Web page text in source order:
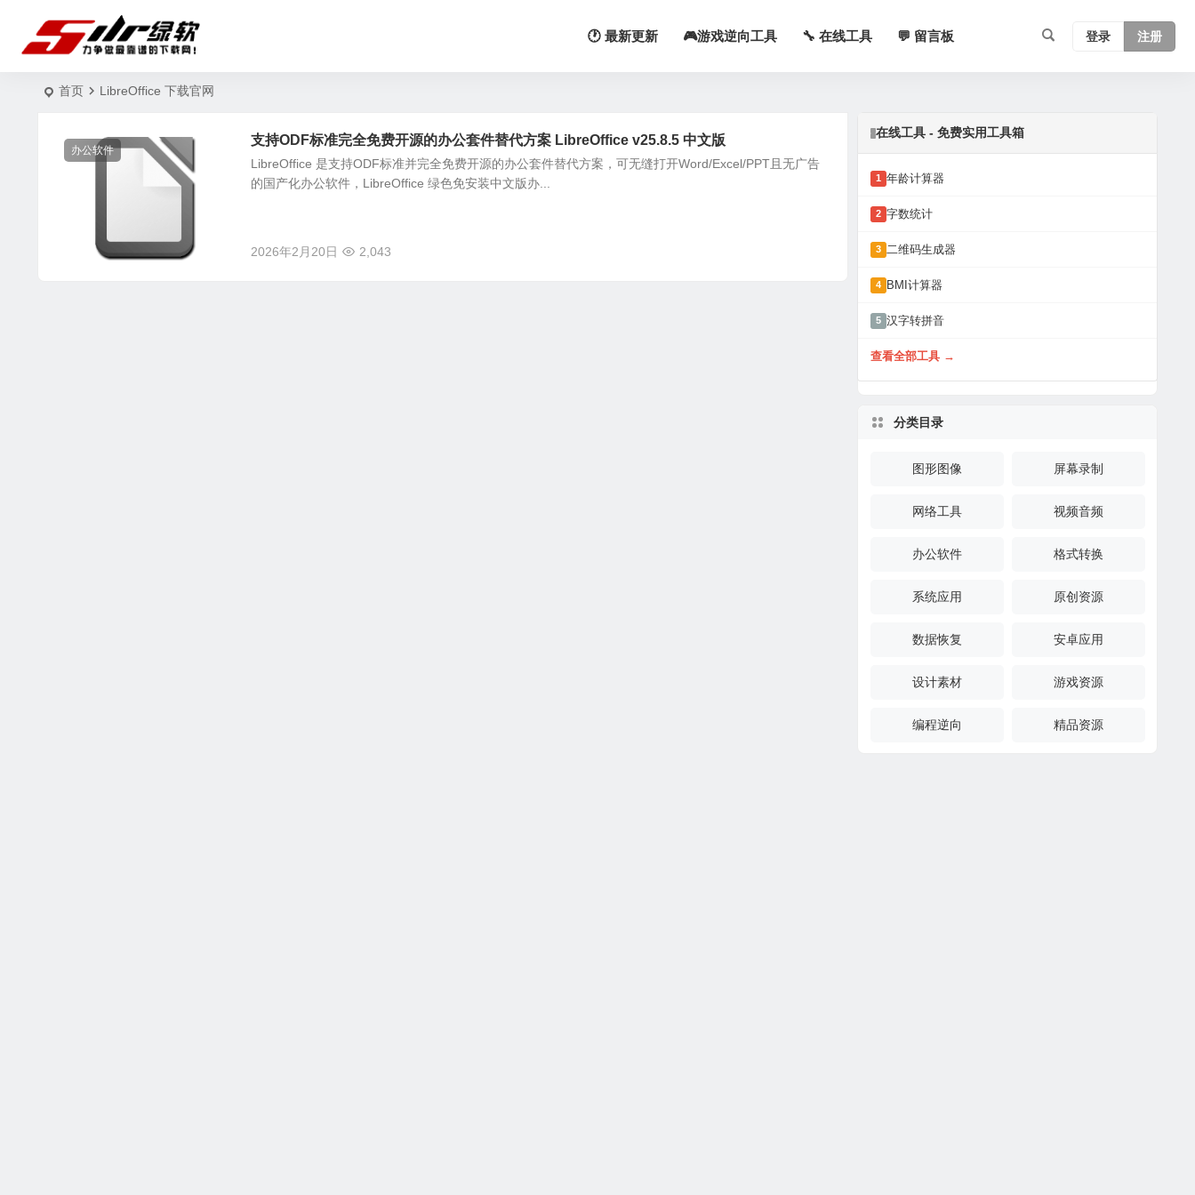
🕐 最新更新 🎮游戏逆向工具 🔧 在线工具 💬 留言板 登录 注册
首页 LibreOffice 下载官网
办公软件
支持ODF标准完全免费开源的办公套件替代方案 LibreOffice v25.8.5 中文版
LibreOffice 是支持ODF标准并完全免费开源的办公套件替代方案，可无缝打开Word/Excel/PPT且无广告
的国产化办公软件，LibreOffice 绿色免安装中文版办...
2026年2月20日 2,043
在线工具 - 免费实用工具箱
1 年龄计算器
2 字数统计
3 二维码生成器
4 BMI计算器
5 汉字转拼音
查看全部工具 →
分类目录
图形图像 屏幕录制
网络工具 视频音频
办公软件 格式转换
系统应用 原创资源
数据恢复 安卓应用
设计素材 游戏资源
编程逆向 精品资源